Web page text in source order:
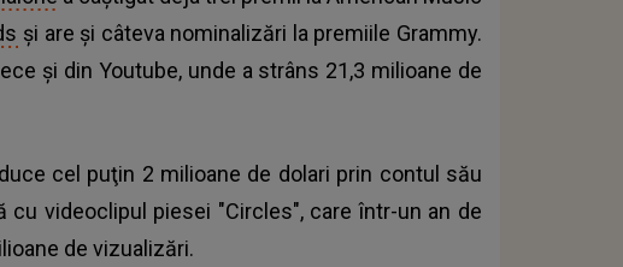
şi are şi câteva nominalizări la premiile Grammy.
şi din Youtube, unde a strâns 21,3 milioane de
cel puţin 2 milioane de dolari prin contul său
cu videoclipul piesei "Circles", care într-un an de
de vizualizări.